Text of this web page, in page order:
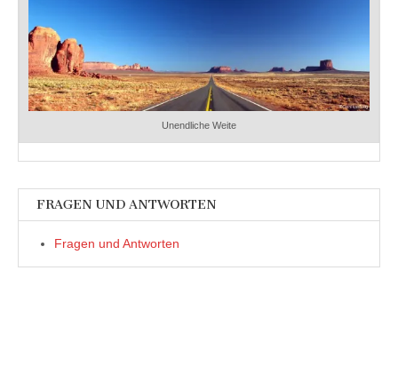
Unendliche Weite
FRAGEN UND ANTWORTEN
Fragen und Antworten